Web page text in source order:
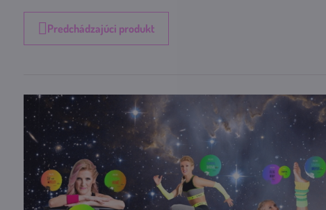
Predchádzajúci produkt